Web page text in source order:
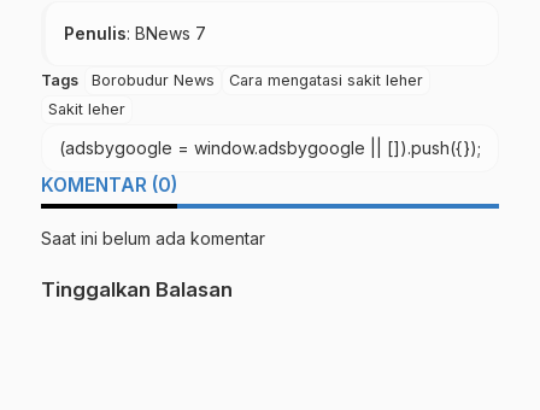
Penulis: BNews 7
Tags Borobudur News
Cara mengatasi sakit leher
Sakit leher
(adsbygoogle = window.adsbygoogle || []).push({});
KOMENTAR (0)
Saat ini belum ada komentar
Tinggalkan Balasan